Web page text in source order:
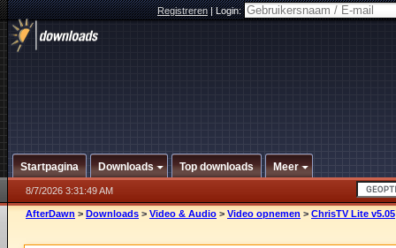
Registreren|Login:
Startpagina Downloads Top downloads Meer
8/7/2026 3:31:49 AM
AfterDawn > Downloads > Video & Audio > Video opnemen > ChrisTV Lite v5.05